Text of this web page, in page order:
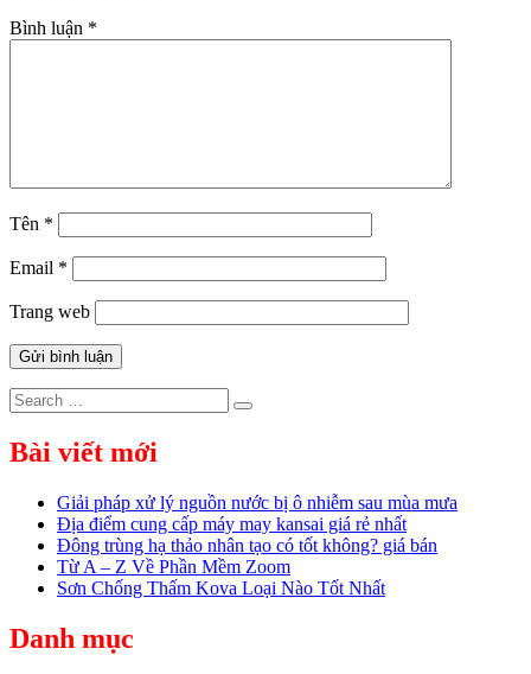
Bình luận *
Tên *
Email *
Trang web
Search
for:
Search
Bài viết mới
Giải pháp xử lý nguồn nước bị ô nhiễm sau mùa mưa
Địa điểm cung cấp máy may kansai giá rẻ nhất
Đông trùng hạ thảo nhân tạo có tốt không? giá bán
Từ A – Z Về Phần Mềm Zoom
Sơn Chống Thấm Kova Loại Nào Tốt Nhất
Danh mục